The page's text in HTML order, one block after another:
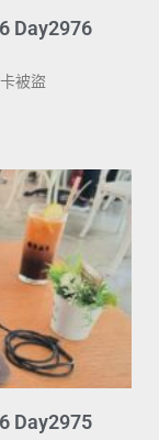
Day2976
被盜
Day2975